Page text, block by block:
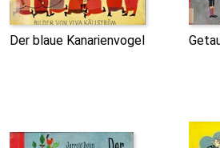
Der blaue Kanarienvogel